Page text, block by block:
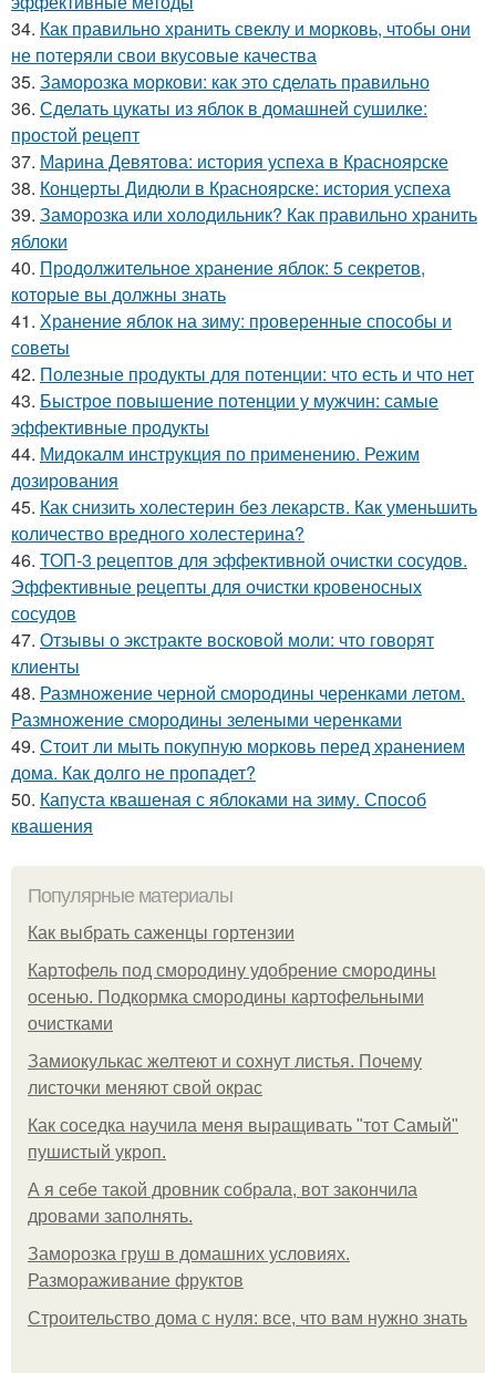
34. Как правильно хранить свеклу и морковь, чтобы они
не потеряли свои вкусовые качества
35. Заморозка моркови: как это сделать правильно
36. Сделать цукаты из яблок в домашней сушилке:
простой рецепт
37. Марина Девятова: история успеха в Красноярске
38. Концерты Дидюли в Красноярске: история успеха
39. Заморозка или холодильник? Как правильно хранить
яблоки
40. Продолжительное хранение яблок: 5 секретов,
которые вы должны знать
41. Хранение яблок на зиму: проверенные способы и
советы
42. Полезные продукты для потенции: что есть и что нет
43. Быстрое повышение потенции у мужчин: самые
эффективные продукты
44. Мидокалм инструкция по применению. Режим
дозирования
45. Как снизить холестерин без лекарств. Как уменьшить
количество вредного холестерина?
46. ТОП-3 рецептов для эффективной очистки сосудов.
Эффективные рецепты для очистки кровеносных
сосудов
47. Отзывы о экстракте восковой моли: что говорят
клиенты
48. Размножение черной смородины черенками летом.
Размножение смородины зелеными черенками
49. Стоит ли мыть покупную морковь перед хранением
дома. Как долго не пропадет?
50. Капуста квашеная с яблоками на зиму. Способ
квашения
Популярные материалы
Как выбрать саженцы гортензии
Картофель под смородину удобрение смородины
осенью. Подкормка смородины картофельными
очистками
Замиокулькас желтеют и сохнут листья. Почему
листочки меняют свой окрас
Как соседка научила меня выращивать "тот Самый"
пушистый укроп.
А я себе такой дровник собрала, вот закончила
дровами заполнять.
Заморозка груш в домашних условиях.
Размораживание фруктов
Строительство дома с нуля: все, что вам нужно знать